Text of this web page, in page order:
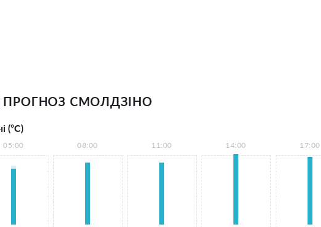
СМОЛДЗІНО
(°С)
05:00 08:00 11:00 14:00 17:00